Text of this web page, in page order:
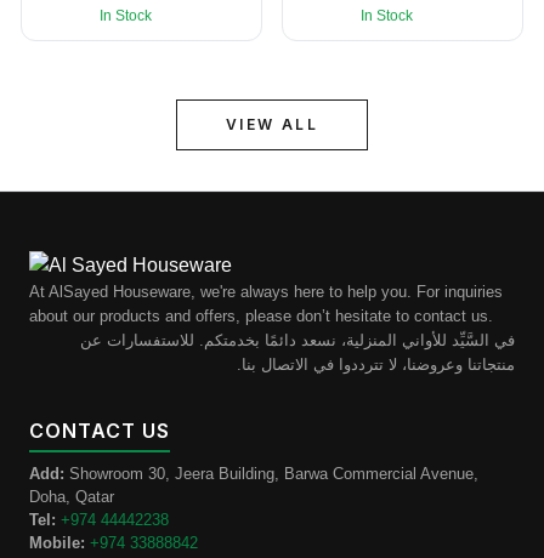
In Stock In Stock
VIEW ALL
At AlSayed Houseware, we're always here to help you. For inquiries
about our products and offers, please don’t hesitate to contact us.
في السَّيِّد للأواني المنزلية، نسعد دائمًا بخدمتكم. للاستفسارات عن
منتجاتنا وعروضنا، لا تترددوا في الاتصال بنا.
CONTACT US
Add: Showroom 30, Jeera Building, Barwa Commercial Avenue,
Doha, Qatar
Tel: +974 44442238
Mobile: +974 33888842